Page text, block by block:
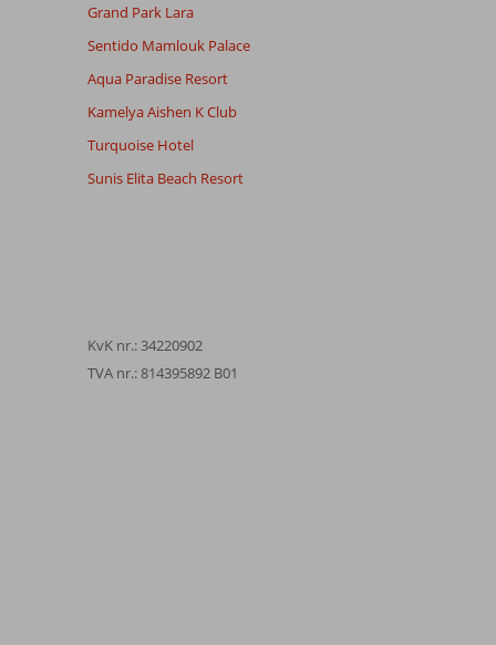
Grand Park Lara
Sentido Mamlouk Palace
Aqua Paradise Resort
Kamelya Aishen K Club
Turquoise Hotel
Sunis Elita Beach Resort
KvK nr.: 34220902
TVA nr.: 814395892 B01